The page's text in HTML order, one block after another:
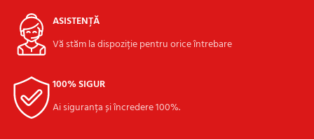
ASISTENȚĂ
Vă stăm la dispoziție pentru orice întrebare
100% SIGUR
Ai siguranța și încredere 100%.